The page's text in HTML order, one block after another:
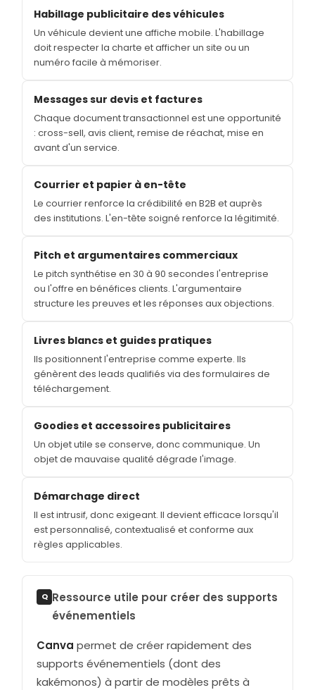
Habillage publicitaire des véhicules
Un véhicule devient une affiche mobile. L'habillage
doit respecter la charte et afficher un site ou un
numéro facile à mémoriser.
Messages sur devis et factures
Chaque document transactionnel est une opportunité
: cross-sell, avis client, remise de réachat, mise en
avant d'un service.
Courrier et papier à en-tête
Le courrier renforce la crédibilité en B2B et auprès
des institutions. L'en-tête soigné renforce la légitimité.
Pitch et argumentaires commerciaux
Le pitch synthétise en 30 à 90 secondes l'entreprise
ou l'offre en bénéfices clients. L'argumentaire
structure les preuves et les réponses aux objections.
Livres blancs et guides pratiques
Ils positionnent l'entreprise comme experte. Ils
génèrent des leads qualifiés via des formulaires de
téléchargement.
Goodies et accessoires publicitaires
Un objet utile se conserve, donc communique. Un
objet de mauvaise qualité dégrade l'image.
Démarchage direct
Il est intrusif, donc exigeant. Il devient efficace lorsqu'il
est personnalisé, contextualisé et conforme aux
règles applicables.
Ressource utile pour créer des supports
événementiels
Canva permet de créer rapidement des
supports événementiels (dont des
kakémonos) à partir de modèles prêts à